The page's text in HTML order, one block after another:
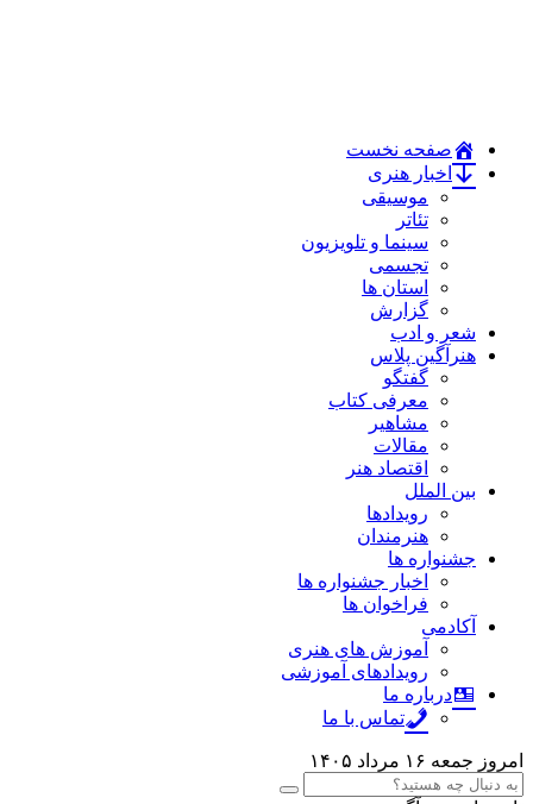
صفحه نخست
اخبار هنری
موسیقی
تئاتر
سینما و تلویزیون
تجسمی
استان ها
گزارش
شعر و ادب
هنرآگین پلاس
گفتگو
معرفی کتاب
مشاهیر
مقالات
اقتصاد هنر
بین الملل
رویدادها
هنرمندان
جشنواره ها
اخبار جشنواره ها
فراخوان ها
آکادمی
آموزش های هنری
رویدادهای آموزشی
درباره ما
تماس با ما
امروز جمعه ۱۶ مرداد ۱۴۰۵